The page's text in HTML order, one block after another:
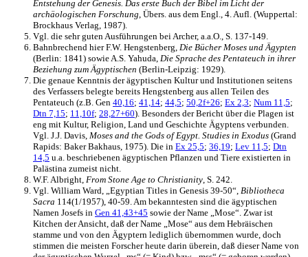
Entstehung der Genesis. Das erste Buch der Bibel im Licht der
archäologischen Forschung , Übers. aus dem Engl., 4. Aufl. (Wuppertal:
Brockhaus Verlag, 1987).
Vgl. die sehr guten Ausführungen bei Archer, a.a.O., S. 137-149.
Bahnbrechend hier F.W. Hengstenberg, Die Bücher Moses und Ägypten
(Berlin: 1841) sowie A.S. Yahuda, Die Sprache des Pentateuch in ihrer
Beziehung zum Ägyptischen (Berlin-Leipzig: 1929).
Die genaue Kenntnis der ägyptischen Kultur und Institutionen seitens
des Verfassers belegte bereits Hengstenberg aus allen Teilen des
Pentateuch (z.B. Gen 40,16; 41,14; 44,5; 50,2f+26; Ex 2,3; Num 11,5;
Dtn 7,15; 11,10f; 28,27+60). Besonders der Bericht über die Plagen ist
eng mit Kultur, Religion, Land und Geschichte Ägyptens verbunden.
Vgl. J.J. Davis, Moses and the Gods of Egypt. Studies in Exodus (Grand
Rapids: Baker Bakhaus, 1975). Die in Ex 25,5; 36,19; Lev 11,5; Dtn
14,5 u.a. beschriebenen ägyptischen Pflanzen und Tiere existierten in
Palästina zumeist nicht.
W.F. Albright, From Stone Age to Christianity , S. 242.
Vgl. William Ward, „Egyptian Titles in Genesis 39-50“, Bibliotheca
Sacra 114(1/1957), 40-59. Am bekanntesten sind die ägyptischen
Namen Josefs in Gen 41,43+45 sowie der Name „Mose“. Zwar ist
Kitchen der Ansicht, daß der Name „Mose“ aus dem Hebräischen
stamme und von den Ägyptern lediglich übernommen wurde, doch
stimmen die meisten Forscher heute darin überein, daß dieser Name von